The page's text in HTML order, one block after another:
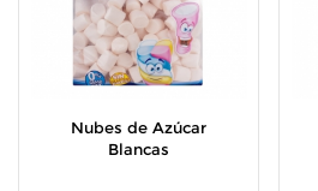
Nubes de Azúcar
Blancas